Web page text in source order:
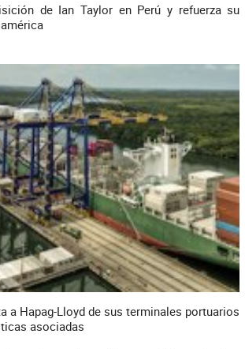
de Ian Taylor en Perú y refuerza su
a Hapag-Lloyd de sus terminales portuarios
asociadas